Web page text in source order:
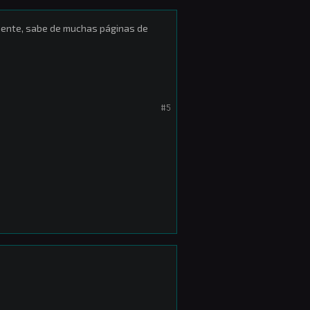
sabe de muchas páginas de
#5